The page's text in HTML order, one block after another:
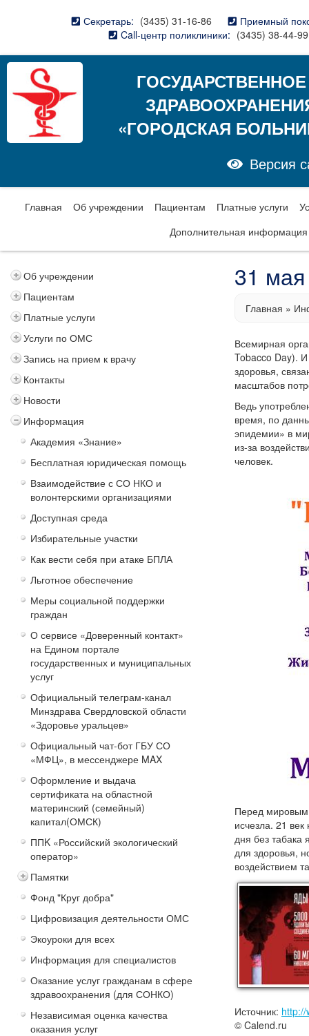
Секретарь: (3435) 31-16-86
Приемный
Call-центр поликлиники: (3435) 38-44-99
«ГОРОДСКАЯ
Версия
Главная Об учреждении Пациентам Платные услуги
Дополнительная информация
Об учреждении
Пациентам
Платные услуги
Услуги по ОМС
Запись на прием к врачу
Контакты
Новости
Информация
Академия «Знание»
Бесплатная юридическая помощь
Взаимодействие с СО НКО и
волонтерскими организациями
Доступная среда
Избирательные участки
Как вести себя при атаке БПЛА
Льготное обеспечение
Меры социальной поддержки
граждан
О сервисе «Доверенный контакт»
на Едином портале
государственных и муниципальных
услуг
Официальный телеграм-канал
Минздрава Свердловской области
«Здоровье уральцев»
Официальный чат-бот ГБУ СО
«МФЦ», в мессенджере MAX
Оформление и выдача
сертификата на областной
материнский (семейный)
капитал(ОМСК)
ППK «Российский экологический
оператор»
Памятки
Фонд "Круг добра"
Цифровизация деятельности ОМС
Экоуроки для всех
Информация для специалистов
Оказание услуг гражданам в сфере
здравоохранения (для СОНКО)
Независимая оценка качества
оказания услуг
31
Главная »
Всемирная
Tobacco Day).
здоровья,
масштабов
Ведь
время, по
эпидемии» в
из-за
человек.
Перед мировым
исчезла. 21
дня без табака
для здоровья,
воздействием
Источник:
© Calend.ru